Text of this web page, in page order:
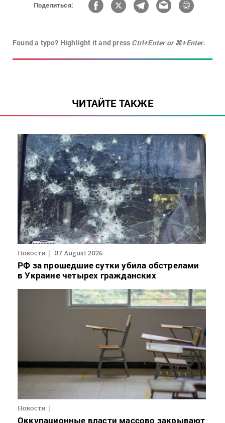
Поделиться:
Found a typo? Highlight it and press Ctrl+Enter or ⌘+Enter.
ЧИТАЙТЕ ТАКЖЕ
Новости 07 August 2026
РФ за прошедшие сутки убила обстрелами
в Украине четырех гражданских
Новости
Оккупационные власти массово закрывают